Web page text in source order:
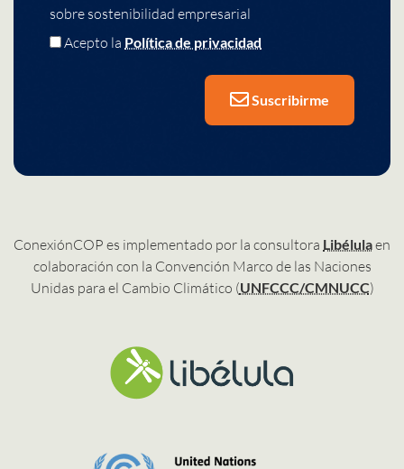
sobre sostenibilidad empresarial
Acepto la Política de privacidad
Suscribirme
ConexiónCOP es implementado por la consultora Libélulaen
colaboración con la Convención Marco de las Naciones
Unidas para el Cambio Climático (UNFCCC/CMNUCC)